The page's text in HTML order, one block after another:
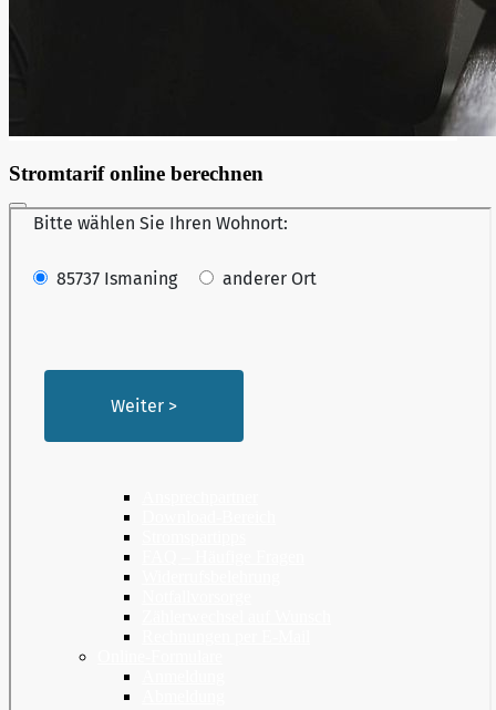
Strom für privat & geschäft
Bauen | Umziehen | Hausanschluss
Rechnungserläuterungen
Strompreisbestandteile
Stromkennzeichnung
Stromtarif online berechnen